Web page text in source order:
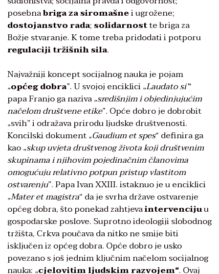
posebnabriga za siromašnei ugrožene;
dostojanstvo rada; solidarnostte briga za
Božje stvaranje. K tome treba pridodati i potporu
regulaciji tržišnih sila.
Najvažniji koncept socijalnog nauka je pojam
„općeg dobra”. U svojoj enciklici „Laudato si’“
papa Franjo ga naziva „središnjim i objedinjujućim
načelom društvene etike”. Opće dobro je dobrobit
„svih” i odražava prirodu ljudske društvenosti.
Koncilski dokument „Gaudium et spes“ definira ga
kao „skup uvjeta društvenog života koji društvenim
skupinama i njihovim pojedinačnim članovima
omogućuju relativno potpun pristup vlastitom
ostvarenju”. Papa Ivan XXIII. istaknuo je u enciklici
„Mater et magistra“ da je svrha države ostvarenje
općeg dobra, što ponekad zahtjevaintervencijuu
gospodarske poslove. Suprotno ideologiji slobodnog
tržišta, Crkva poučava da nitko ne smije biti
isključen iz općeg dobra. Opće dobro je usko
povezano s još jednim ključnim načelom socijalnog
nauka: „cjelovitim ljudskim razvojem“. Ovaj